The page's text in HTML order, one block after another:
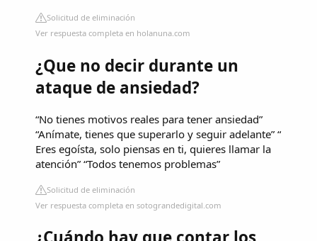
Solicitud de eliminación
Ver respuesta completa en holanuna.com
¿Que no decir durante un
ataque de ansiedad?
“No tienes motivos reales para tener ansiedad”
“Anímate, tienes que superarlo y seguir adelante” “
Eres egoísta, solo piensas en ti, quieres llamar la
atención” “Todos tenemos problemas”
Solicitud de eliminación
Ver respuesta completa en sotograndedigital.com